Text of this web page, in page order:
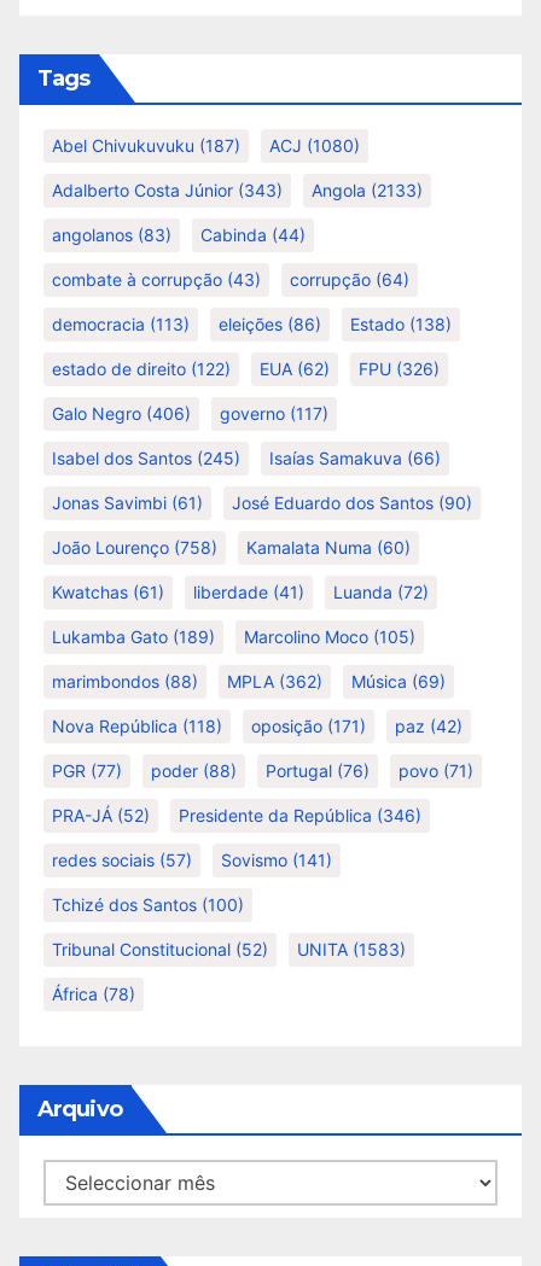
Tags
Abel Chivukuvuku (187) ACJ (1080)
Adalberto Costa Júnior (343) Angola (2133)
angolanos (83) Cabinda (44)
combate à corrupção (43) corrupção (64)
democracia (113) eleições (86) Estado (138)
estado de direito (122) EUA (62) FPU (326)
Galo Negro (406) governo (117)
Isabel dos Santos (245) Isaías Samakuva (66)
Jonas Savimbi (61) José Eduardo dos Santos (90)
João Lourenço (758) Kamalata Numa (60)
Kwatchas (61) liberdade (41) Luanda (72)
Lukamba Gato (189) Marcolino Moco (105)
marimbondos (88) MPLA (362) Música (69)
Nova República (118) oposição (171) paz (42)
PGR (77) poder (88) Portugal (76) povo (71)
PRA-JÁ (52) Presidente da República (346)
redes sociais (57) Sovismo (141)
Tchizé dos Santos (100)
Tribunal Constitucional (52) UNITA (1583)
África (78)
Arquivo
Arquivo